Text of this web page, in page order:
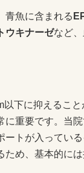
青魚に含まれる
ウキナーゼなど
下に抑えること
に重要です。当
トが入ってい
め、基本的には